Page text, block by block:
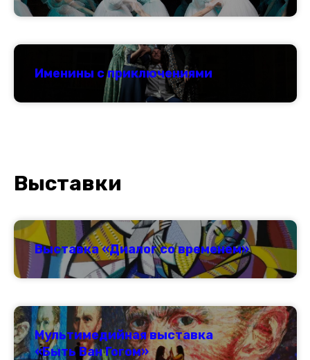
Именины с приключениями
Выставки
Выставка «Диалог со временем»
Мультимедийная выставка
«Быть Ван Гогом»